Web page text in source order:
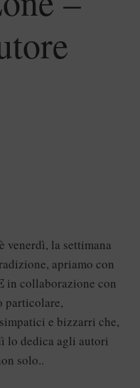
venerdì, la settimana
apriamo con
in collaborazione con
particolare,
e bizzarri che,
lo dedica agli autori
solo..